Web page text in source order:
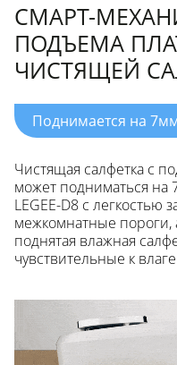
СМАРТ-
ПОДЪЕМА
ЧИСТЯЩЕЙ
Поднимается на
Чистящая салфетка с
может подниматься на
LEGEE-D8 с легкостью
межкомнатные пороги,
поднятая влажная
чувствительные к